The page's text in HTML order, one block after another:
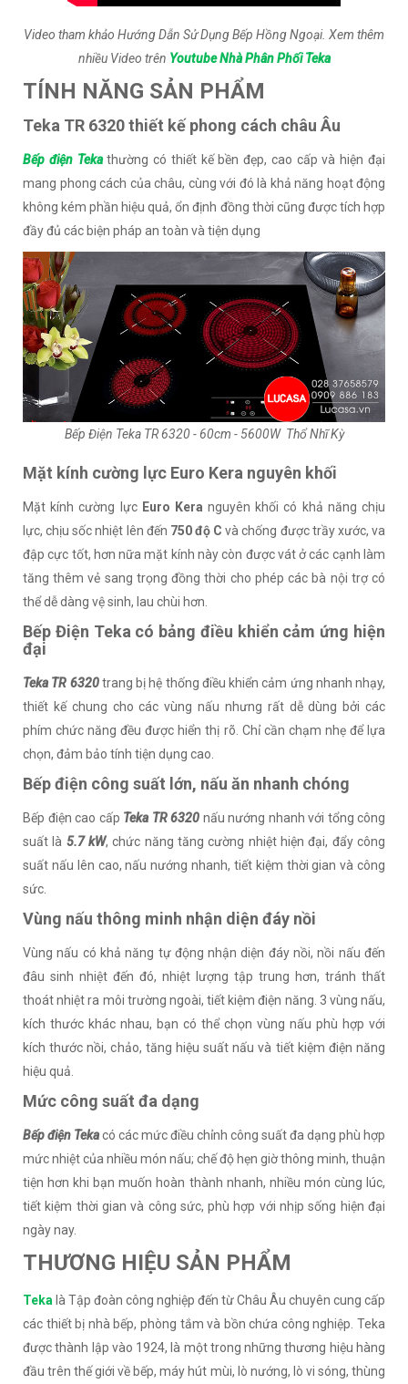
Video tham khảo Hướng Dẫn Sử Dụng Bếp Hồng Ngoại. Xem thêm
nhiều Video trên Youtube Nhà Phân Phối Teka
TÍNH NĂNG SẢN PHẨM
Teka TR 6320 thiết kế phong cách châu Âu
Bếp điện Tekathường có thiết kế bền đẹp, cao cấp và hiện đại
mang phong cách của châu, cùng với đó là khả năng hoạt động
không kém phần hiệu quả, ổn định đồng thời cũng được tích hợp
đầy đủ các biện pháp an toàn và tiện dụng
Bếp Điện Teka TR 6320 - 60cm - 5600W Thổ Nhĩ Kỳ
Mặt kính cường lực Euro Kera nguyên khối
Mặt kính cường lực Euro Kera nguyên khối có khả năng chịu
lực, chịu sốc nhiệt lên đến 750 độ C và chống được trầy xước, va
đập cực tốt, hơn nữa mặt kính này còn được vát ở các cạnh làm
tăng thêm vẻ sang trọng đồng thời cho phép các bà nội trợ có
thể dễ dàng vệ sinh, lau chùi hơn.
Bếp Điện Teka có bảng điều khiển cảm ứng hiện
đại
Teka TR 6320trang bị hệ thống điều khiển cảm ứng nhanh nhạy,
thiết kế chung cho các vùng nấu nhưng rất dễ dùng bởi các
phím chức năng đều được hiển thị rõ. Chỉ cần chạm nhẹ để lựa
chọn, đảm bảo tính tiện dụng cao.
Bếp điện công suất lớn, nấu ăn nhanh chóng
Bếp điện cao cấp Teka TR 6320 nấu nướng nhanh với tổng công
suất là 5.7 kW, chức năng tăng cường nhiệt hiện đại, đẩy công
suất nấu lên cao, nấu nướng nhanh, tiết kiệm thời gian và công
sức.
Vùng nấu thông minh nhận diện đáy nồi
Vùng nấu có khả năng tự động nhận diện đáy nồi, nồi nấu đến
đâu sinh nhiệt đến đó, nhiệt lượng tập trung hơn, tránh thất
thoát nhiệt ra môi trường ngoài, tiết kiệm điện năng. 3 vùng nấu,
kích thước khác nhau, bạn có thể chọn vùng nấu phù hợp với
kích thước nồi, chảo, tăng hiệu suất nấu và tiết kiệm điện năng
hiệu quả.
Mức công suất đa dạng
Bếp điện Tekacó các mức điều chỉnh công suất đa dạng phù hợp
mức nhiệt của nhiều món nấu; chế độ hẹn giờ thông minh, thuận
tiện hơn khi bạn muốn hoàn thành nhanh, nhiều món cùng lúc,
tiết kiệm thời gian và công sức, phù hợp với nhịp sống hiện đại
ngày nay.
THƯƠNG HIỆU SẢN PHẨM
Teka là Tập đoàn công nghiệp đến từ Châu Âu chuyên cung cấp
các thiết bị nhà bếp, phòng tắm và bồn chứa công nghiệp. Teka
được thành lập vào 1924, là một trong những thương hiệu hàng
đầu trên thế giới về bếp, máy hút mùi, lò nướng, lò vi sóng, thùng